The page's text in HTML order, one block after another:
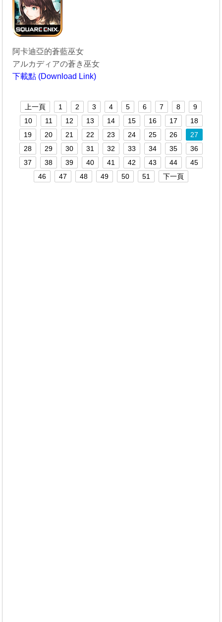
阿卡迪亞的蒼藍巫女
アルカディアの蒼き巫女
下載點 (Download Link)
上一頁 1 2 3 4 5 6 7 8
9
10
11 12 13 14 15 16 17
18
19
20 21 22 23 24 25 26
27
28
29 30 31 32 33 34 35
36
37
38 39 40 41 42 43 44
45
46
47 48 49 50 51 下一頁